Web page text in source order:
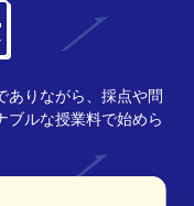
ありながら、採点や問
ブルな授業料で始めら